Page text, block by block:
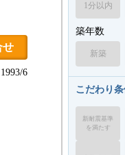
せ
6
1分以内
築年数
新築
こだわり条
新耐震基準
を満たす